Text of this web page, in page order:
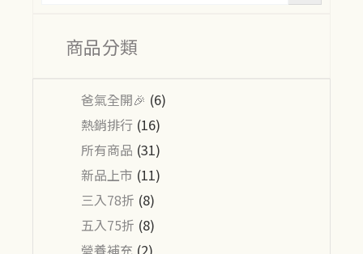
商品分類
爸氣全開🎉 (6)
熱銷排行 (16)
所有商品 (31)
新品上市 (11)
三入78折 (8)
五入75折 (8)
營養補充 (2)